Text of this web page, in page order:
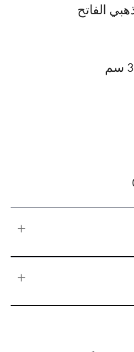
الفاتح